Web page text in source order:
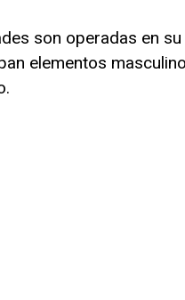
son operadas en
elementos